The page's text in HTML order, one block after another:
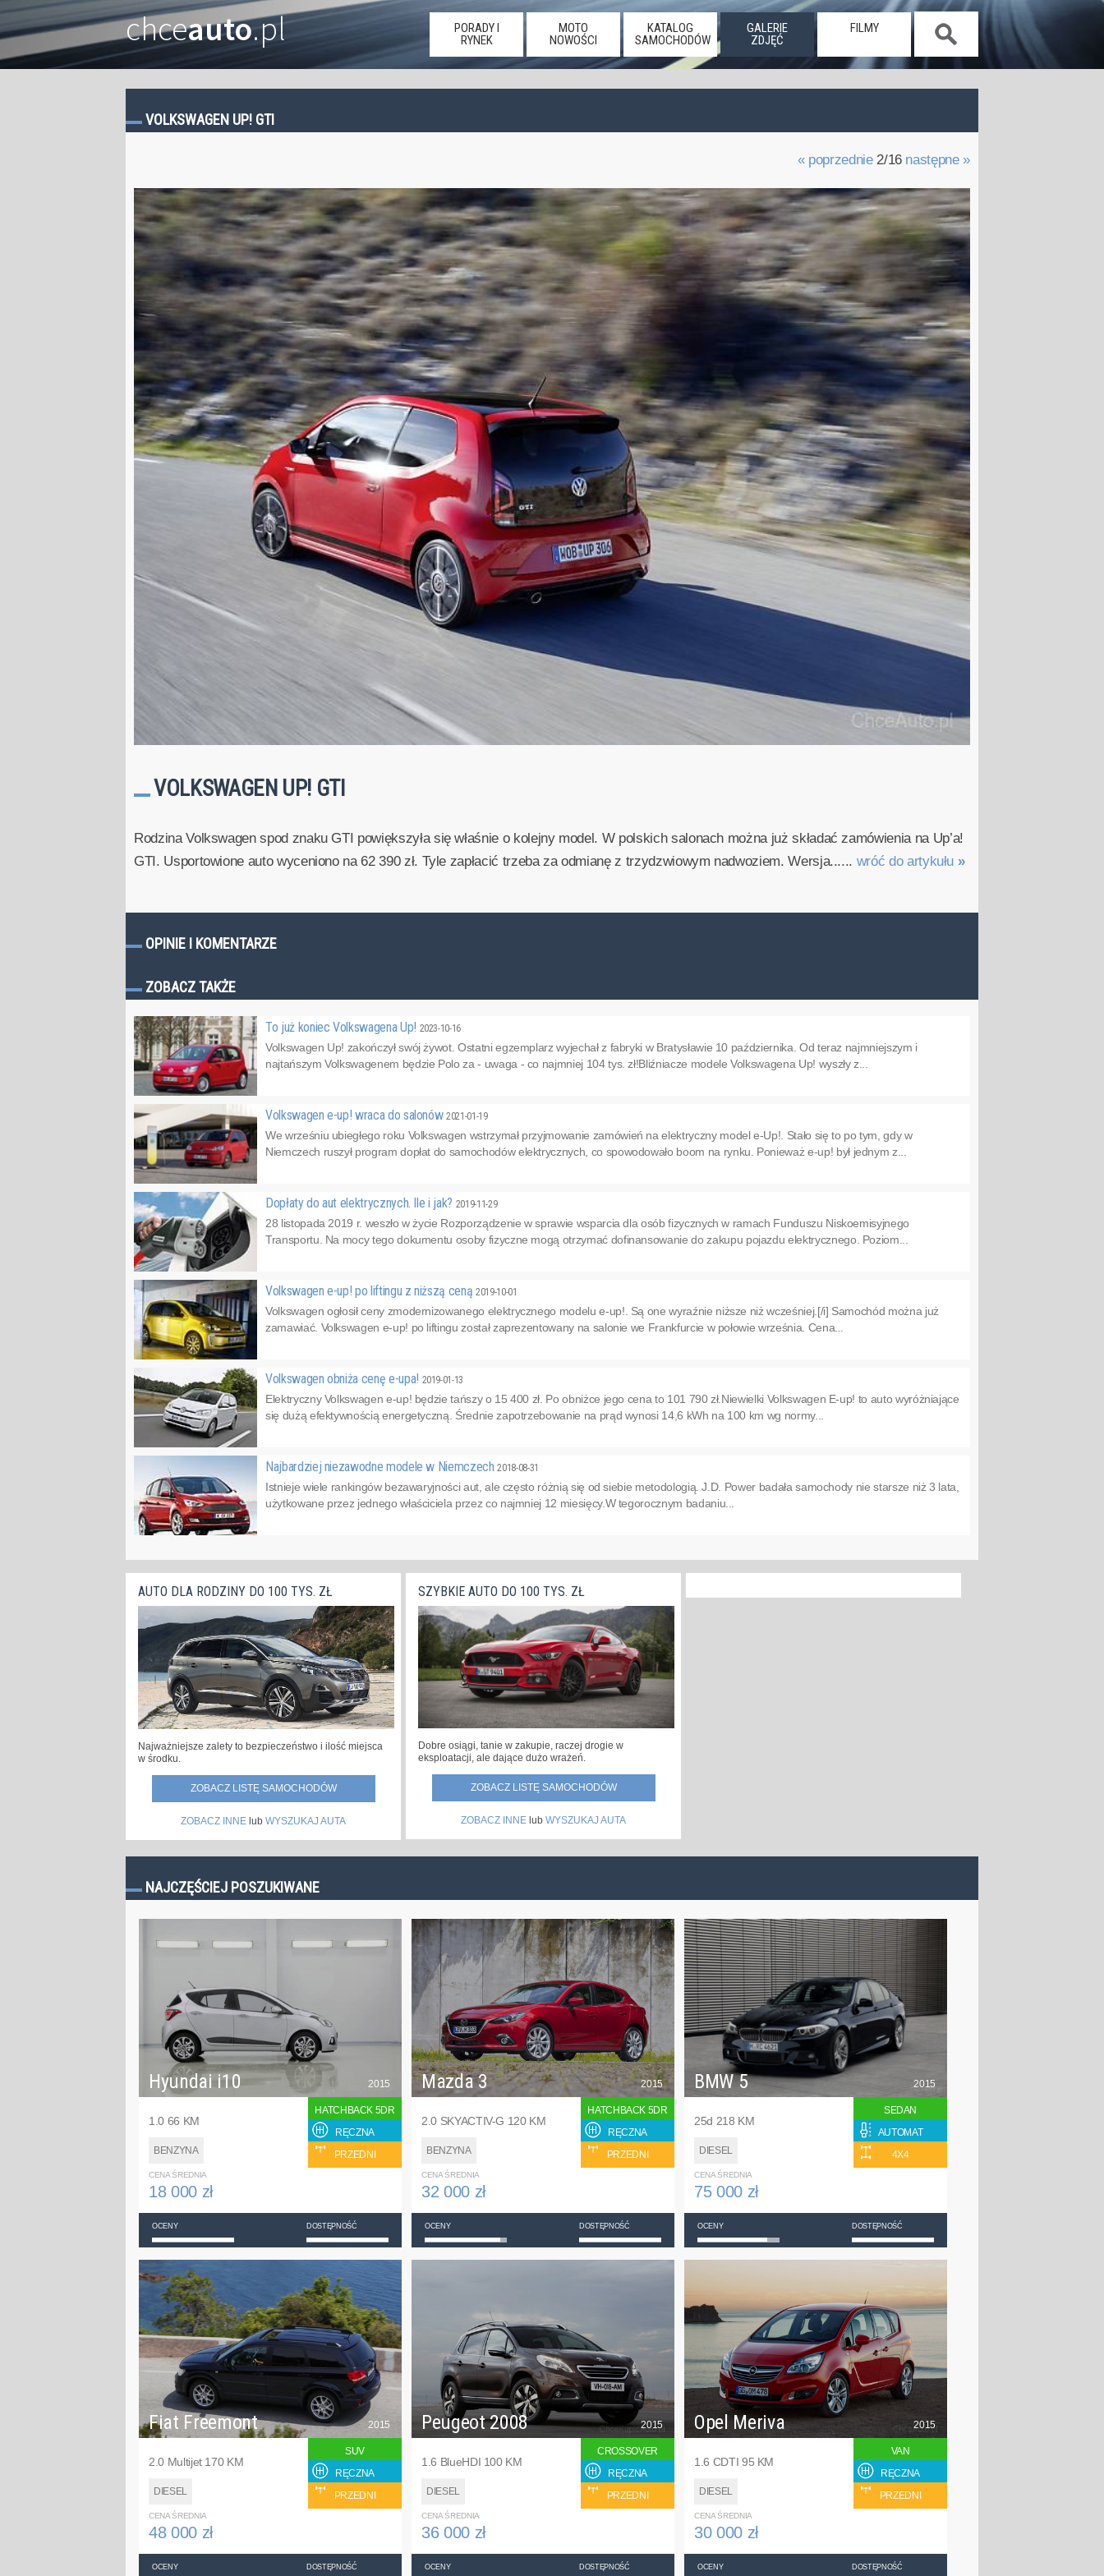
chceauto.pl
PORADY I
RYNEK
MOTO
NOWOŚCI
KATALOG
SAMOCHODÓW
GALERIE
ZDJĘĆ
FILMY
VOLKSWAGEN UP! GTI
« poprzednie2/16 następne »
VOLKSWAGEN UP! GTI
Rodzina Volkswagen spod znaku GTI powiększyła się właśnie o kolejny model. W polskich salonach można już składać zamówienia na Up’a!
GTI. Usportowione auto wyceniono na 62 390 zł. Tyle zapłacić trzeba za odmianę z trzydzwiowym nadwoziem. Wersja...... wróć do artykułu »
OPINIE I KOMENTARZE
ZOBACZ TAKŻE
To już koniec Volkswagena Up! 2023-10-16
Volkswagen Up! zakończył swój żywot. Ostatni egzemplarz wyjechał z fabryki w Bratysławie 10 października. Od teraz najmniejszym i
najtańszym Volkswagenem będzie Polo za - uwaga - co najmniej 104 tys. zł!Bliźniacze modele Volkswagena Up! wyszły z...
Volkswagen e-up! wraca do salonów2021-01-19
We wrześniu ubiegłego roku Volkswagen wstrzymał przyjmowanie zamówień na elektryczny model e-Up!. Stało się to po tym, gdy w
Niemczech ruszył program dopłat do samochodów elektrycznych, co spowodowało boom na rynku. Ponieważ e-up! był jednym z...
Dopłaty do aut elektrycznych. Ile i jak? 2019-11-29
28 listopada 2019 r. weszło w życie Rozporządzenie w sprawie wsparcia dla osób fizycznych w ramach Funduszu Niskoemisyjnego
Transportu. Na mocy tego dokumentu osoby fizyczne mogą otrzymać dofinansowanie do zakupu pojazdu elektrycznego. Poziom...
Volkswagen e-up! po liftingu z niższą ceną 2019-10-01
Volkswagen ogłosił ceny zmodernizowanego elektrycznego modelu e-up!. Są one wyraźnie niższe niż wcześniej.[/i] Samochód można już
zamawiać. Volkswagen e-up! po liftingu został zaprezentowany na salonie we Frankfurcie w połowie września. Cena...
Volkswagen obniża cenę e-upa! 2019-01-13
Elektryczny Volkswagen e-up! będzie tańszy o 15 400 zł. Po obniżce jego cena to 101 790 zł.Niewielki Volkswagen E-up! to auto wyróżniające
się dużą efektywnością energetyczną. Średnie zapotrzebowanie na prąd wynosi 14,6 kWh na 100 km wg normy...
Najbardziej niezawodne modele w Niemczech2018-08-31
Istnieje wiele rankingów bezawaryjności aut, ale często różnią się od siebie metodologią. J.D. Power badała samochody nie starsze niż 3 lata,
użytkowane przez jednego właściciela przez co najmniej 12 miesięcy.W te­go­rocz­nym ba­da­niu...
AUTO DLA RODZINY DO 100 TYS. ZŁ
Najważniejsze zalety to bezpieczeństwo i ilość miejsca
w środku.
ZOBACZ LISTĘ SAMOCHODÓW
ZOBACZ INNE lub WYSZUKAJ AUTA
SZYBKIE AUTO DO 100 TYS. ZŁ
Dobre osiągi, tanie w zakupie, raczej drogie w
eksploatacji, ale dające dużo wrażeń.
ZOBACZ LISTĘ SAMOCHODÓW
ZOBACZ INNE lub WYSZUKAJ AUTA
NAJCZĘŚCIEJ POSZUKIWANE
Hyundai i10
1.0 66 KM
BENZYNA
2015
HATCHBACK 5DR
RĘCZNA
PRZEDNI
CENA ŚREDNIA
18 000 zł
OCENY DOSTĘPNOŚĆ
Mazda 3
2.0 SKYACTIV-G 120 KM
BENZYNA
2015
HATCHBACK 5DR
RĘCZNA
PRZEDNI
CENA ŚREDNIA
32 000 zł
OCENY DOSTĘPNOŚĆ
BMW 5
25d 218 KM
DIESEL
2015
SEDAN
AUTOMAT
4X4
CENA ŚREDNIA
75 000 zł
OCENY DOSTĘPNOŚĆ
Fiat Freemont
2.0 Multijet 170 KM
DIESEL
2015
SUV
RĘCZNA
PRZEDNI
CENA ŚREDNIA
48 000 zł
OCENY DOSTĘPNOŚĆ
Peugeot 2008
1.6 BlueHDI 100 KM
DIESEL
2015
CROSSOVER
RĘCZNA
PRZEDNI
CENA ŚREDNIA
36 000 zł
OCENY DOSTĘPNOŚĆ
Opel Meriva
1.6 CDTI 95 KM
DIESEL
2015
VAN
RĘCZNA
PRZEDNI
CENA ŚREDNIA
30 000 zł
OCENY DOSTĘPNOŚĆ